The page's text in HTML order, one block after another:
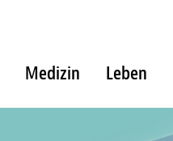
Medizin Leben